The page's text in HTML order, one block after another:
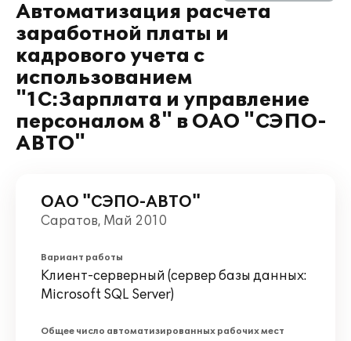
Автоматизация расчета
заработной платы и
кадрового учета с
использованием
"1С:Зарплата и управление
персоналом 8" в ОАО "СЭПО-
АВТО"
ОАО "СЭПО-АВТО"
Саратов, Май 2010
Вариант работы
Клиент-серверный (сервер базы данных:
Microsoft SQL Server)
Общее число автоматизированных рабочих мест